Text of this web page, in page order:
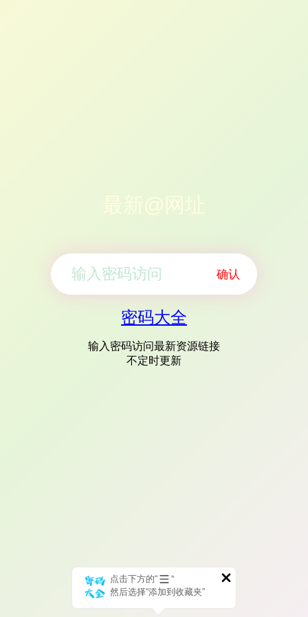
确认
密码大全
输入密码访问最新资源链接
不定时更新
点击下方的“
”
然后选择“添加到收藏夹”